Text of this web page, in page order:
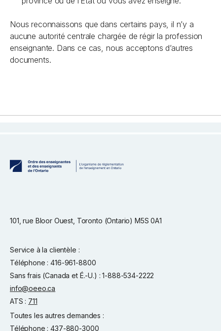
Nous reconnaissons que dans certains pays, il n’y a
aucune autorité centrale chargée de régir la profession
enseignante. Dans ce cas, nous acceptons d’autres
documents.
101, rue Bloor Ouest, Toronto (Ontario) M5S 0A1
Service à la clientèle :
Téléphone : 416-961-8800
Sans frais (Canada et É.-U.) : 1-888-534-2222
info@oeeo.ca
ATS : 711
Toutes les autres demandes :
Téléphone : 437-880-3000